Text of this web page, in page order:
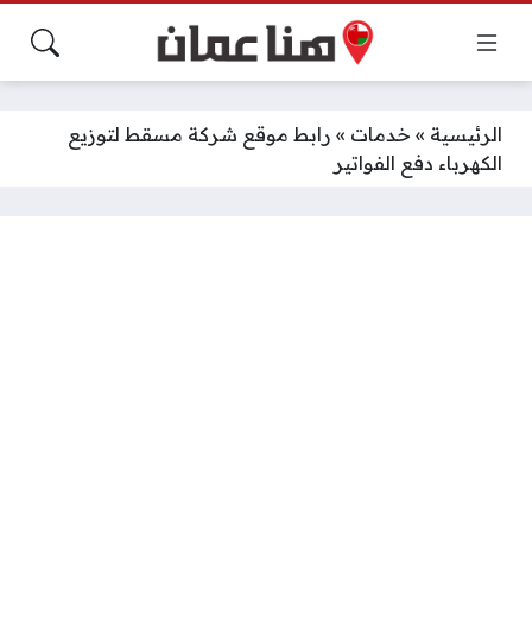
الرئيسية » خدمات » رابط موقع شركة مسقط لتوزيع
الكهرباء دفع الفواتير